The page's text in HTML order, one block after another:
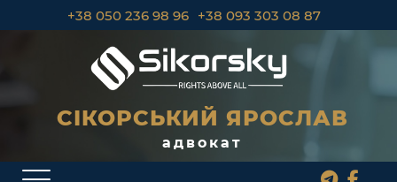
+38 050 236 98 96 +38 093 303 08 87
СІКОРСЬКИЙ ЯРОСЛАВ
адвокат